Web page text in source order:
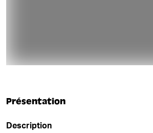
Présentation
Description